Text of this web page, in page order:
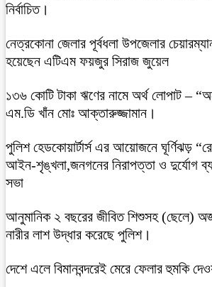
নির্বাচিত।
নেত্রকোনা জেলার পূর্বধলা উপজেলার
হয়েছেন এটিএম ফয়জুর সিরাজ জুয়েল
১৩৬ কোটি টাকা ঋণের নামে অর্থ লোপাট –
এম.ডি খাঁন মোঃ আক্তারুজ্জামান।
পুলিশ হেডকোয়ার্টার্স এর আয়োজনে ঘূর্ণিঝড়
আইন-শৃঙ্খলা,জনগনের নিরাপত্তা ও দুর্যোগ
সভা
আনুমানিক ২ বছরের জীবিত শিশুসহ (ছেলে)
নারীর লাশ উদ্ধার করেছে পুলিশ।
দেশে এলে বিমানবন্দরেই মেরে ফেলার হুমকি